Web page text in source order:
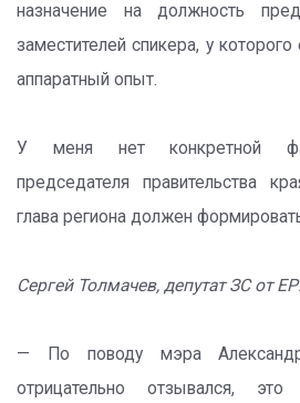
назначение на должность
заместителей спикера, у которого
аппаратный опыт.
У меня нет конкретной
председателя правительства
глава региона должен
Сергей Толмачев, депутат ЗС от
— По поводу мэра
отрицательно отзывался,